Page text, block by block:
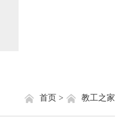
教工之家
首页 >